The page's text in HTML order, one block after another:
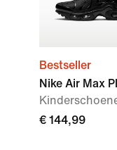
Bestseller
Nike Air Max
€ 144,99